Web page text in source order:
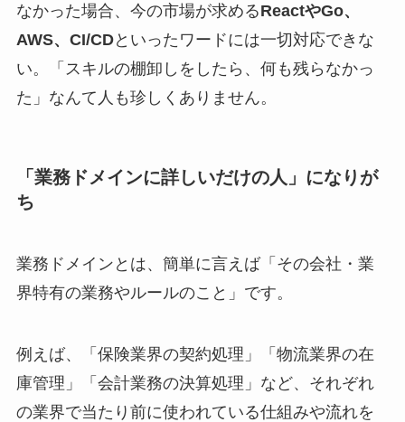
なかった場合、今の市場が求めるReactやGo、
AWS、CI/CDといったワードには一切対応できな
い。「スキルの棚卸しをしたら、何も残らなかっ
た」なんて人も珍しくありません。
「業務ドメインに詳しいだけの人」になりが
ち
業務ドメインとは、簡単に言えば「その会社・業
界特有の業務やルールのこと」です。
例えば、「保険業界の契約処理」「物流業界の在
庫管理」「会計業務の決算処理」など、それぞれ
の業界で当たり前に使われている仕組みや流れを